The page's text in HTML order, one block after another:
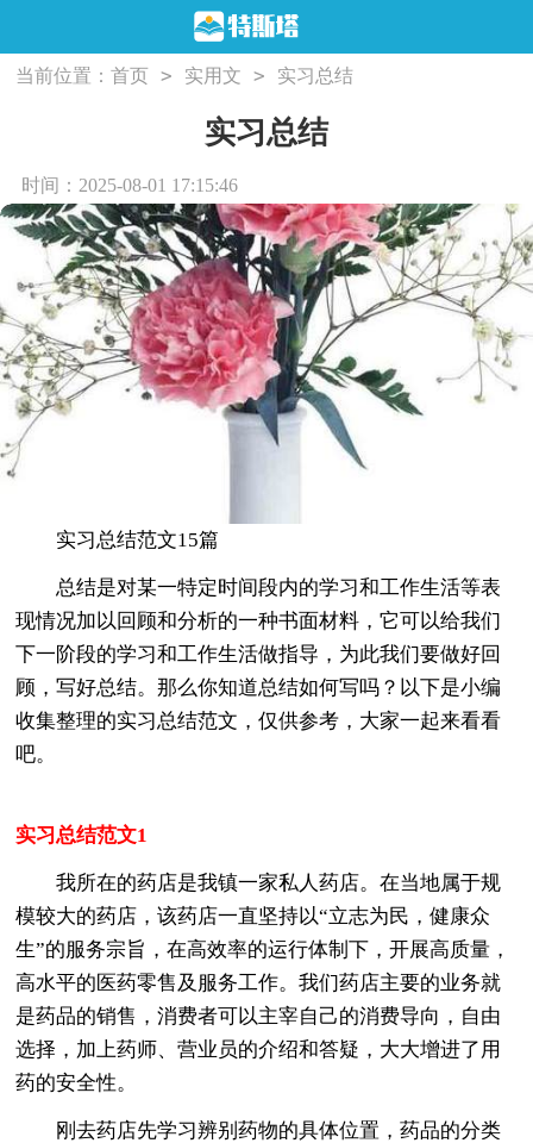
当前位置：首页 > 实用文 > 实习总结
实习总结
时间：2025-08-01 17:15:46
实习总结范文15篇
总结是对某一特定时间段内的学习和工作生活等表
现情况加以回顾和分析的一种书面材料，它可以给我们
下一阶段的学习和工作生活做指导，为此我们要做好回
顾，写好总结。那么你知道总结如何写吗？以下是小编
收集整理的实习总结范文，仅供参考，大家一起来看看
吧。
实习总结范文1
我所在的药店是我镇一家私人药店。在当地属于规
模较大的药店，该药店一直坚持以“立志为民，健康众
生”的服务宗旨，在高效率的运行体制下，开展高质量，
高水平的医药零售及服务工作。我们药店主要的业务就
是药品的销售，消费者可以主宰自己的消费导向，自由
选择，加上药师、营业员的介绍和答疑，大大增进了用
药的安全性。
刚去药店先学习辨别药物的具体位置，药品的分类